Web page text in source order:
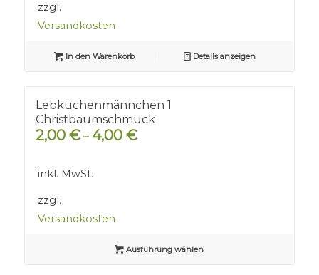
zzgl.
Versandkosten
In den Warenkorb Details anzeigen
Lebkuchenmännchen 1
Christbaumschmuck
2,00 €–4,00 €
inkl. MwSt.
zzgl.
Versandkosten
Ausführung wählen